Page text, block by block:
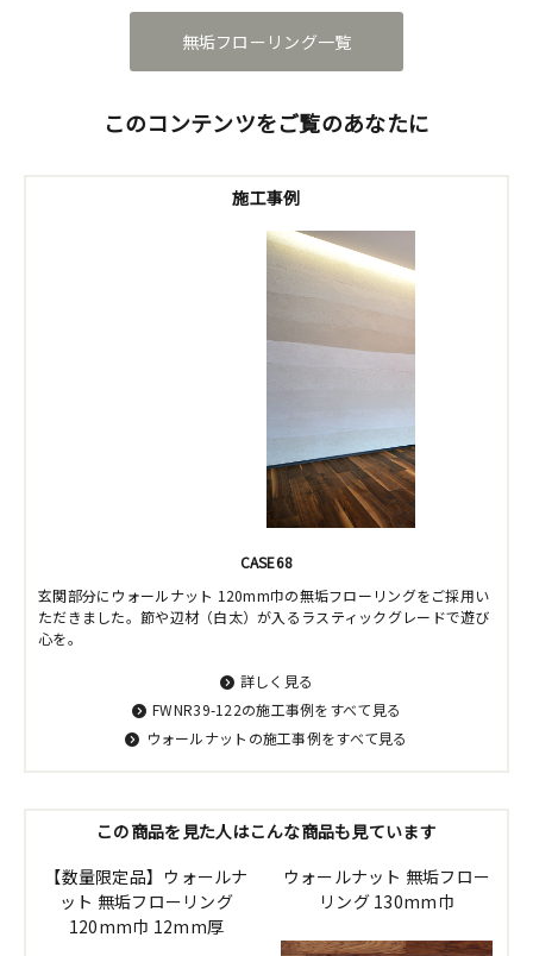
無垢フローリング一覧
このコンテンツをご覧のあなたに
施工事例
CASE68
玄関部分にウォールナット 120mm巾の無垢フローリングをご採用い
ただきました。節や辺材（白太）が入るラスティックグレードで遊び
心を。
詳しく見る
FWNR39-122の施工事例をすべて見る
ウォールナットの施工事例をすべて見る
この商品を見た人はこんな商品も見ています
【数量限定品】ウォールナ
ット 無垢フローリング
120mm巾 12mm厚
ウォールナット 無垢フロー
リング 130mm巾